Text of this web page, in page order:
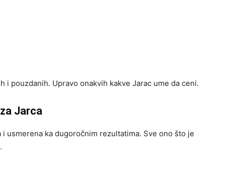
i pouzdanih. Upravo onakvih kakve Jarac ume da ceni.
Jarca
usmerena ka dugoročnim rezultatima. Sve ono što je